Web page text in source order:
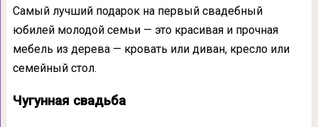
Самый лучший подарок на первый свадебный
юбилей молодой семьи — это красивая и прочная
мебель из дерева — кровать или диван, кресло или
семейный стол.
Чугунная свадьба